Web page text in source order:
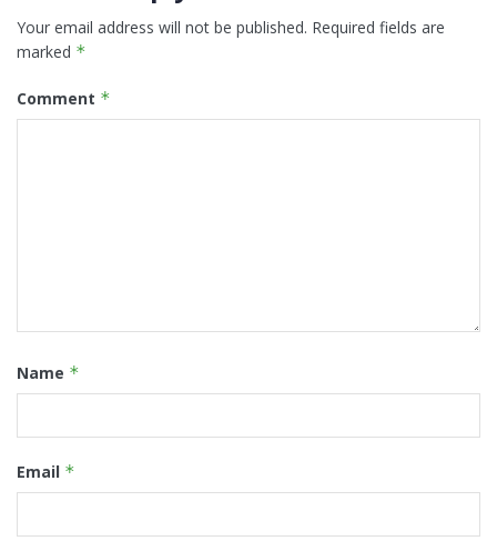
Your email address will not be published. Required fields are
marked *
Comment *
Name *
Email *